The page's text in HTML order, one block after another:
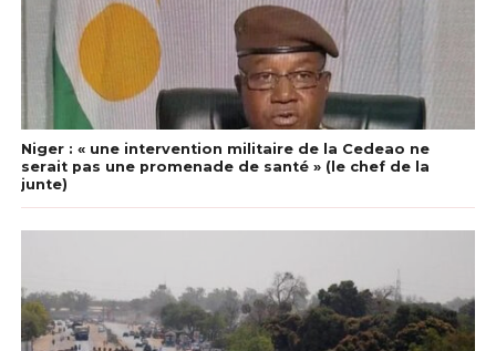
Niger : « une intervention militaire de la Cedeao ne
serait pas une promenade de santé » (le chef de la
junte)